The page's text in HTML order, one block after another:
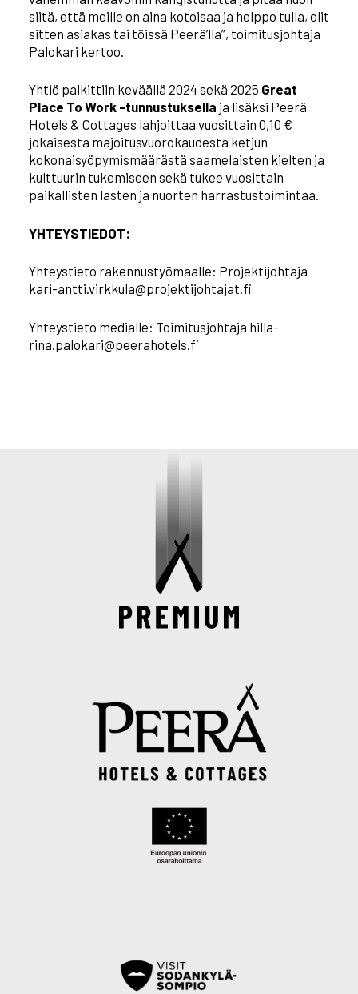
siitä, että meille on aina kotoisaa ja helppo tulla, olit
sitten asiakas tai töissä Peerâ’lla”, toimitusjohtaja
Palokari kertoo.
Yhtiö palkittiin keväällä 2024 sekä 2025 Great
Place To Work -tunnustuksella ja lisäksi Peerâ
Hotels & Cottages lahjoittaa vuosittain 0,10 €
jokaisesta majoitusvuorokaudesta ketjun
kokonaisyöpymismäärästä saamelaisten kielten ja
kulttuurin tukemiseen sekä tukee vuosittain
paikallisten lasten ja nuorten harrastustoimintaa.
YHTEYSTIEDOT:
Yhteystieto rakennustyömaalle: Projektijohtaja
kari-antti.virkkula@projektijohtajat.fi
Yhteystieto medialle: Toimitusjohtaja hilla-
rina.palokari@peerahotels.fi